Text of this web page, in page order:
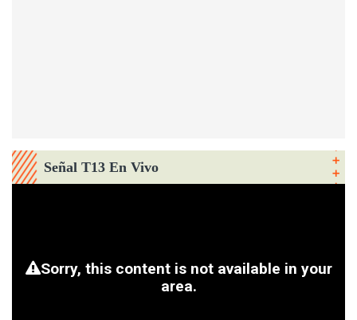
Señal T13 En Vivo